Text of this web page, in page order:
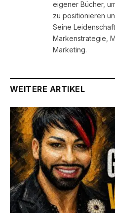
eigener Bücher,
zu positionieren
Seine
Markenstrategie,
Marketing.
WEITERE ARTIKEL